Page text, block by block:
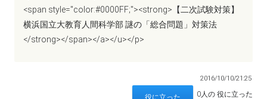
<span style="color:#0000FF;"><strong>【二次試験対策】
横浜国立大教育人間科学部 謎の「総合問題」対策法
</strong></span></a></u></p>
2016/10/10/21:25
0人の 役に立った